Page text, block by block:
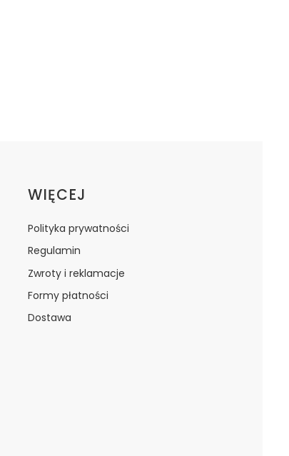
WIĘCEJ
Polityka prywatności
Regulamin
Zwroty i reklamacje
Formy płatności
Dostawa